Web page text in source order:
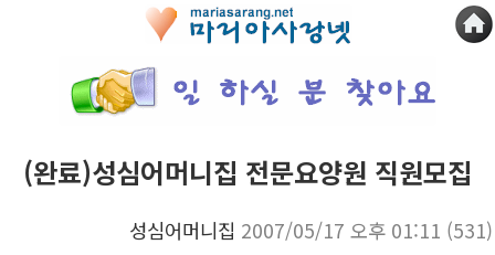
(완료)성심어머니집 전문요양원 직원모집
성심어머니집 2007/05/17 오후 01:11 (531)